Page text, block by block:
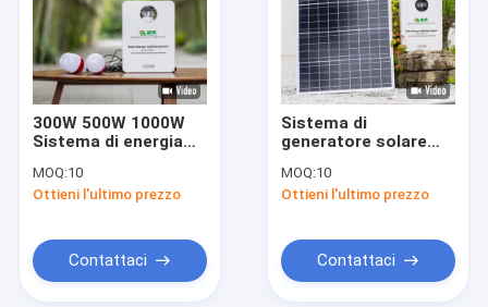
300W 500W 1000W
Sistema di energia
campeggio
MOQ:10
Ottieni l'ultimo prezzo
Contattaci
Sistema di
generatore solare
presa di uscita
bianca
MOQ:10
Ottieni l'ultimo prezzo
Contattaci